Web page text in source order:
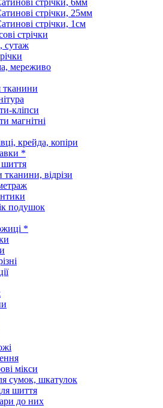
стрічки, 25мм
стрічки, 1см
стрічки
сутаж
мереживо
кліпси
магнітні
крейда, копіри
*
відрізи
подушок
*
мікси
сумок, шкатулок
шиття
до них